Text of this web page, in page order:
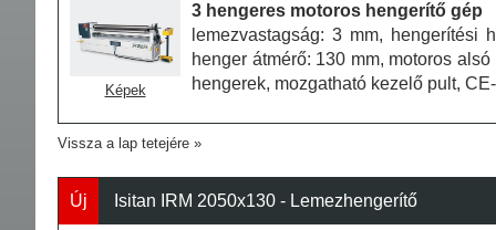
Képek
3 hengeres motoros hengerítő gép
lemezvastagság: 3 mm, hengerítési
henger átmérő: 130 mm, motoros
hengerek, mozgatható kezelő pult,
Vissza a lap tetejére
Új Isitan IRM 2050x130 - Lemezhengerítő